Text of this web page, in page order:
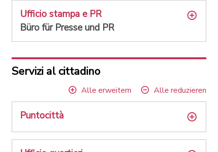
Ufficio stampa e PR
Büro für Presse und PR
Servizi al cittadino
Alle erweitern Alle reduzieren
Puntocittà